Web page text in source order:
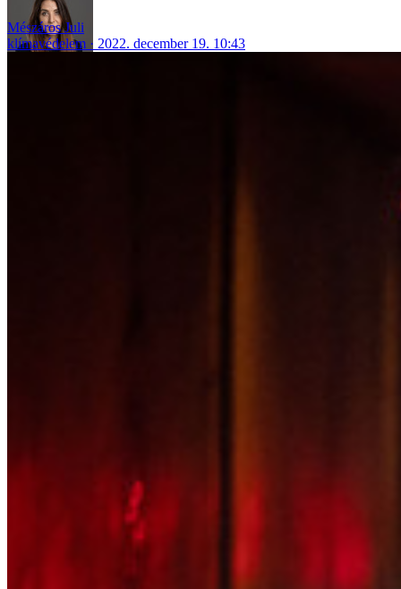
Mészáros Juli
klímavédelem
2022. december 19. 10:43